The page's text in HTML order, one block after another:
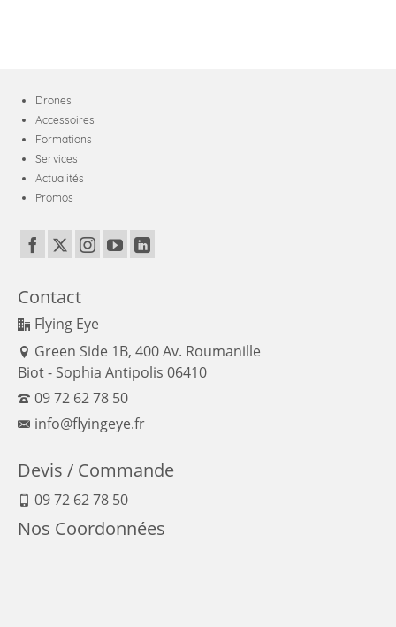
Drones
Accessoires
Formations
Services
Actualités
Promos
Contact
Flying Eye
Green Side 1B, 400 Av. Roumanille
Biot - Sophia Antipolis 06410
09 72 62 78 50
info@flyingeye.fr
Devis / Commande
09 72 62 78 50
Nos Coordonnées